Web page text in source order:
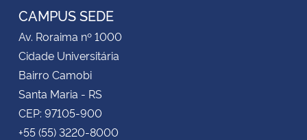
CAMPUS SEDE
Av. Roraima nº 1000
Cidade Universitária
Bairro Camobi
Santa Maria - RS
CEP: 97105-900
+55 (55) 3220-8000